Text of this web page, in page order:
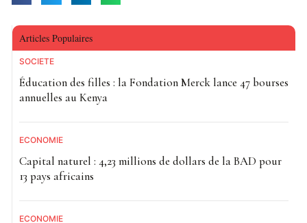
Articles Populaires
SOCIETE
Éducation des filles : la Fondation Merck lance 47 bourses
annuelles au Kenya
ECONOMIE
Capital naturel : 4,23 millions de dollars de la BAD pour
13 pays africains
ECONOMIE